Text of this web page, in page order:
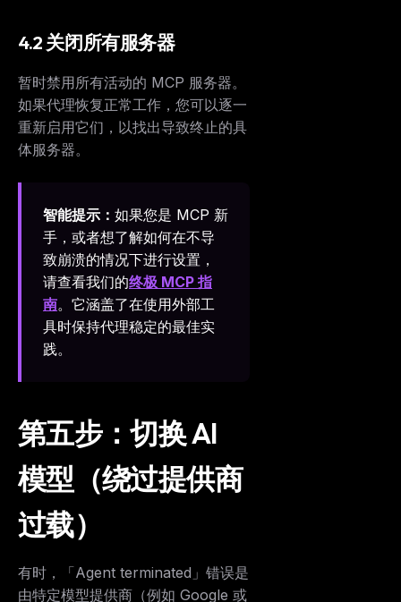
4.2 关闭所有服务器
暂时禁用所有活动的 MCP 服务器。
如果代理恢复正常工作，您可以逐一
重新启用它们，以找出导致终止的具
体服务器。
智能提示： 如果您是 MCP 新
手，或者想了解如何在不导
致崩溃的情况下进行设置，
请查看我们的终极 MCP 指
南。它涵盖了在使用外部工
具时保持代理稳定的最佳实
践。
第五步：切换 AI
模型（绕过提供商
过载）
有时，「Agent terminated」错误是
由特定模型提供商（例如 Google 或